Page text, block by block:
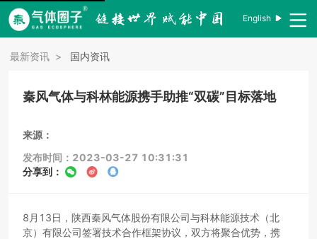
English
最新资讯 > 国内资讯
秦风气体与科林能源携手助推“双碳”目标落地
来源：
发布时间：2023-03-27 10:31:31
分享到：
8月13日，陕西秦风气体股份有限公司与科林能源技术（北
京）有限公司签署技术合作框架协议，双方将聚合优势，携